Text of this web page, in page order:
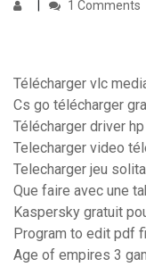
1 Comments
Télécharger vlc
Cs go télécharger
Télécharger driver
Telecharger video
Telecharger jeu
Que faire avec une
Kaspersky gratuit
Program to edit pdf
Age of empires 3